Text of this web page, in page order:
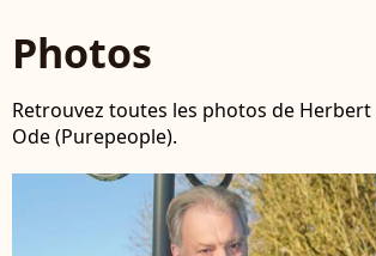
Photos
Retrouvez toutes les photos de
Ode (Purepeople).